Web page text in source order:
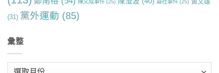
陳文成事件 (25) 霧社事件 (25)
(31) 黨外運動 (85)
彙整